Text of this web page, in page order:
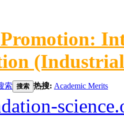
Promotion:
索 搜索 热搜: Academic Merits